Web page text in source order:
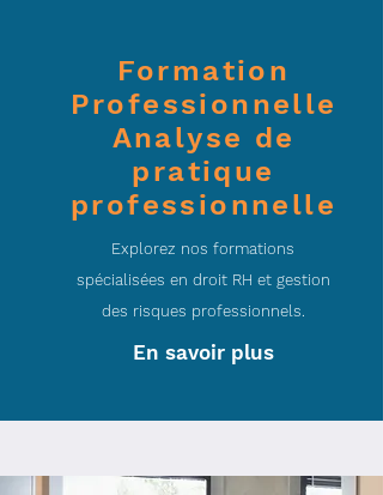
Formation
Professionnelle
Analyse de
pratique
professionnelle
Explorez nos formations
spécialisées en droit RH et gestion
des risques professionnels.
En savoir plus